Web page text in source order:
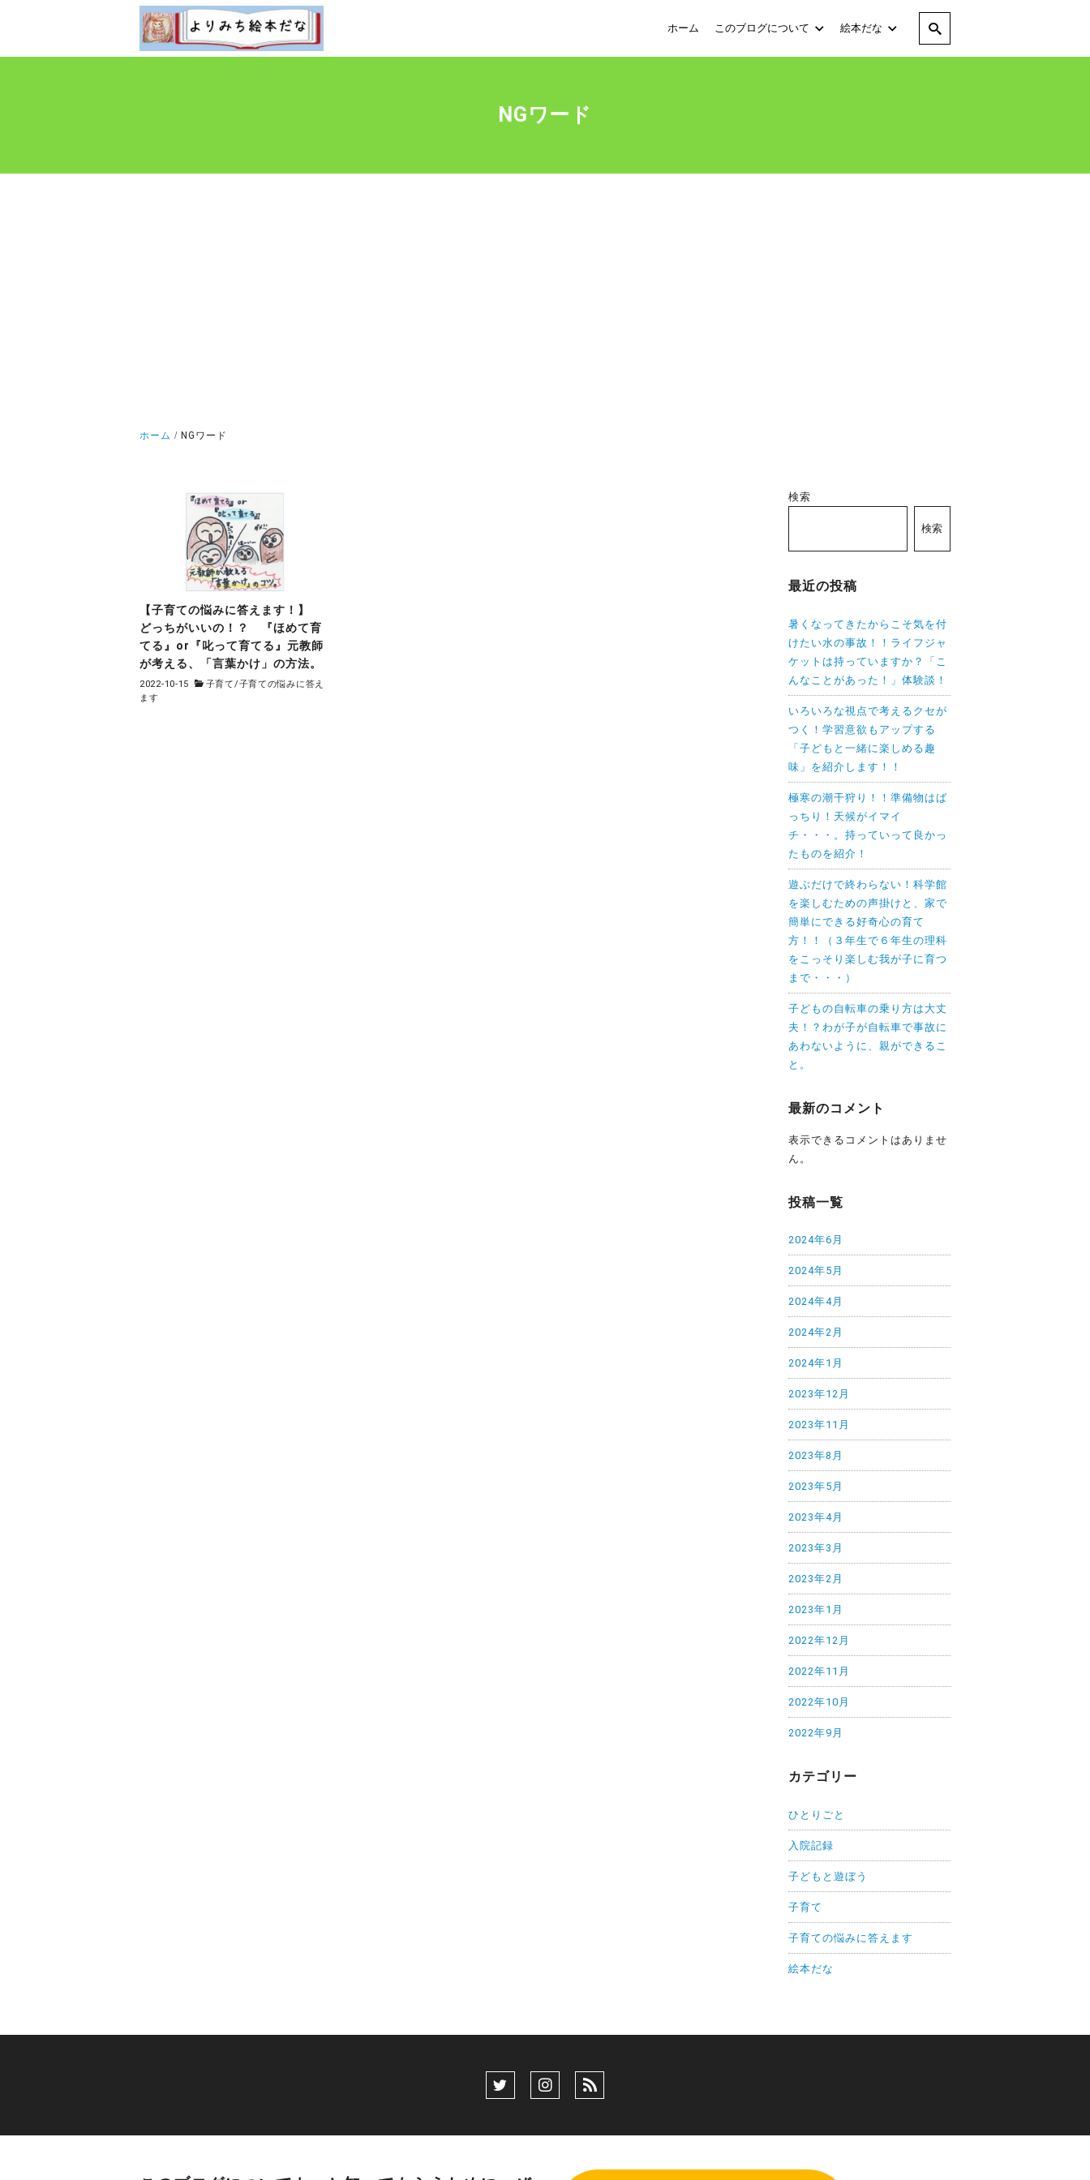
ホーム このブログについて 絵本だな
NGワード
ホーム NGワード
【子育ての悩みに答えます！】
どっちがいいの！？ 『ほめて育
てる』or『叱って育てる』元教師
が考える、「言葉かけ」の方法。
2022-10-15 子育て/子育ての悩みに答え
ます
検索
検索
最近の投稿
暑くなってきたからこそ気を付
けたい水の事故！！ライフジャ
ケットは持っていますか？「こ
んなことがあった！」体験談！
いろいろな視点で考えるクセが
つく！学習意欲もアップする
「子どもと一緒に楽しめる趣
味」を紹介します！！
極寒の潮干狩り！！準備物はば
っちり！天候がイマイ
チ・・・。持っていって良かっ
たものを紹介！
遊ぶだけで終わらない！科学館
を楽しむための声掛けと、家で
簡単にできる好奇心の育て
方！！（３年生で６年生の理科
をこっそり楽しむ我が子に育つ
まで・・・）
子どもの自転車の乗り方は大丈
夫！？わが子が自転車で事故に
あわないように、親ができるこ
と。
最新のコメント
表示できるコメントはありませ
ん。
投稿一覧
2024年6月
2024年5月
2024年4月
2024年2月
2024年1月
2023年12月
2023年11月
2023年8月
2023年5月
2023年4月
2023年3月
2023年2月
2023年1月
2022年12月
2022年11月
2022年10月
2022年9月
カテゴリー
ひとりごと
入院記録
子どもと遊ぼう
子育て
子育ての悩みに答えます
絵本だな